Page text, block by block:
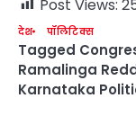
Post Views:
देश पॉलिटिक्स
Tagged
Ramalinga
Karnataka